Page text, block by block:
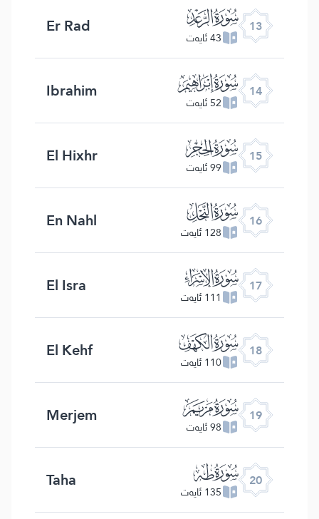
13 ﮙ
43 ئايەت Er Rad
14 ﮚ
52 ئايەت Ibrahim
15 ﮛ
99 ئايەت El Hixhr
16 ﮜ
128 ئايەت En Nahl
17 ﮝ
111 ئايەت El Isra
18 ﮞ
110 ئايەت El Kehf
19 ﮟ
98 ئايەت Merjem
20 ﮠ
135 ئايەت Taha